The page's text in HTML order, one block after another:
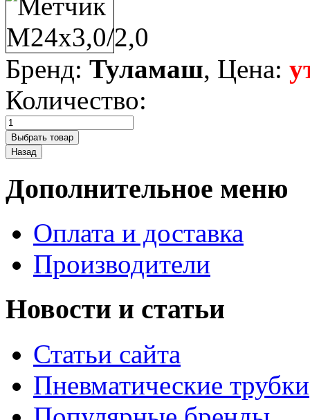
Бренд: Туламаш, Цена:
Количество:
Дополнительное меню
Оплата и доставка
Производители
Новости и статьи
Статьи сайта
Пневматические трубки